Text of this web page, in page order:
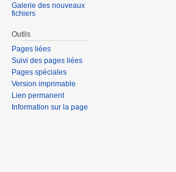
Galerie des nouveaux
fichiers
Outils
Pages liées
Suivi des pages liées
Pages spéciales
Version imprimable
Lien permanent
Information sur la page